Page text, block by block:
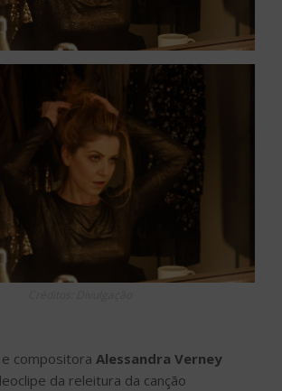
compositora Alessandra Verney
da releitura da canção